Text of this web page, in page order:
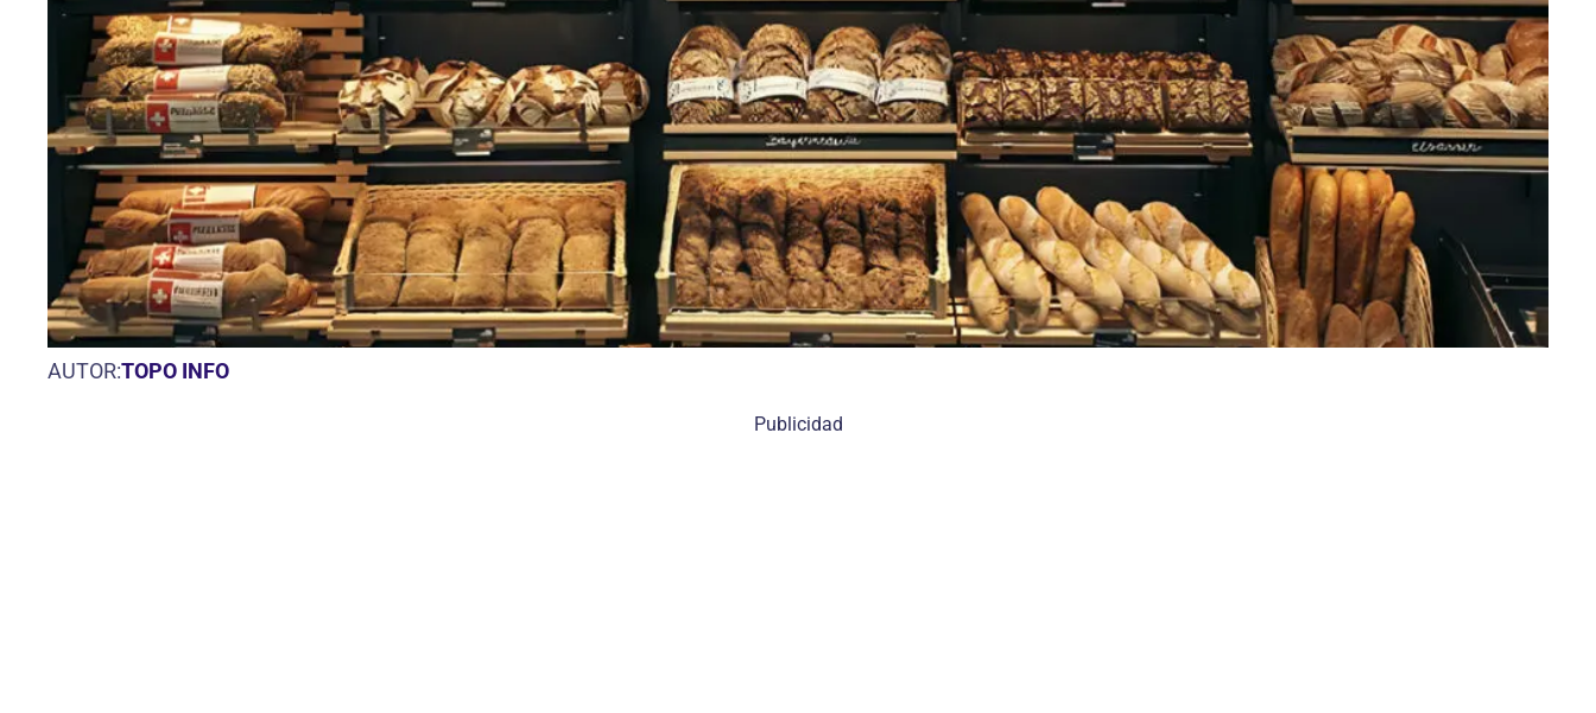
AUTOR:TOPO INFO
Publicidad